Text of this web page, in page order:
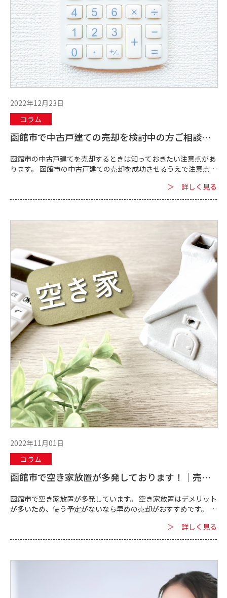
2022年12月23日
コラム
函館市で中古戸建ての売却を検討中の方ご相談下
函館市の中古戸建てを売却するときは知っておきたい注意点があ
ります。 函館市の中古戸建ての売却を成功させるうえで注意点を
＞ 詳しく見る
2022年11月01日
コラム
函館市で空き家放置が多発しております！｜売却
函館市で空き家放置が多発しています。 空き家放置はデメリット
が多いため、使う予定がないなら早めの売却がおすすめです。
＞ 詳しく見る